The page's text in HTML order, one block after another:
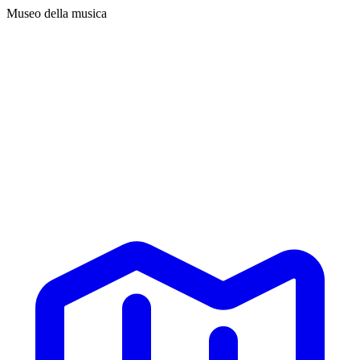
Museo della musica